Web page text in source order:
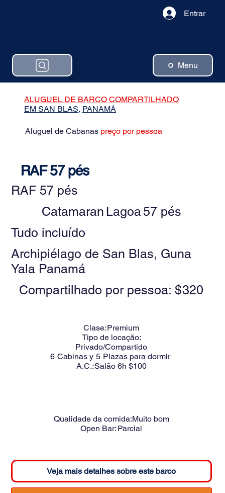
Menu
Entrar
ALUGUEL DE BARCO COMPARTILHADO
EM SAN BLAS, PANAMÁ
Aluguel de Cabanas preço por pessoa
RAF 57 pés
RAF 57 pés
Catamaran Lagoa57 pés
Tudo incluído
Archipiélago de San Blas, Guna
Yala Panamá
Compartilhado por pessoa: $320
Clase:Premium
Tipo de locação:
Privado/Compartido
6 Cabinas y 5 Plazas para dormir
A.C.:Salão 6h $100
Qualidade da comida:Muito bom
Open Bar: Parcial
Veja mais detalhes sobre este barco